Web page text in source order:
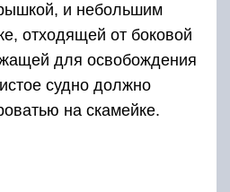
и небольшим
отходящей от боковой
для освобождения
судно должно
на скамейке.